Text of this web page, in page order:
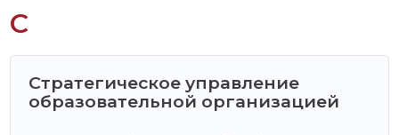
С
Стратегическое управление
образовательной организацией